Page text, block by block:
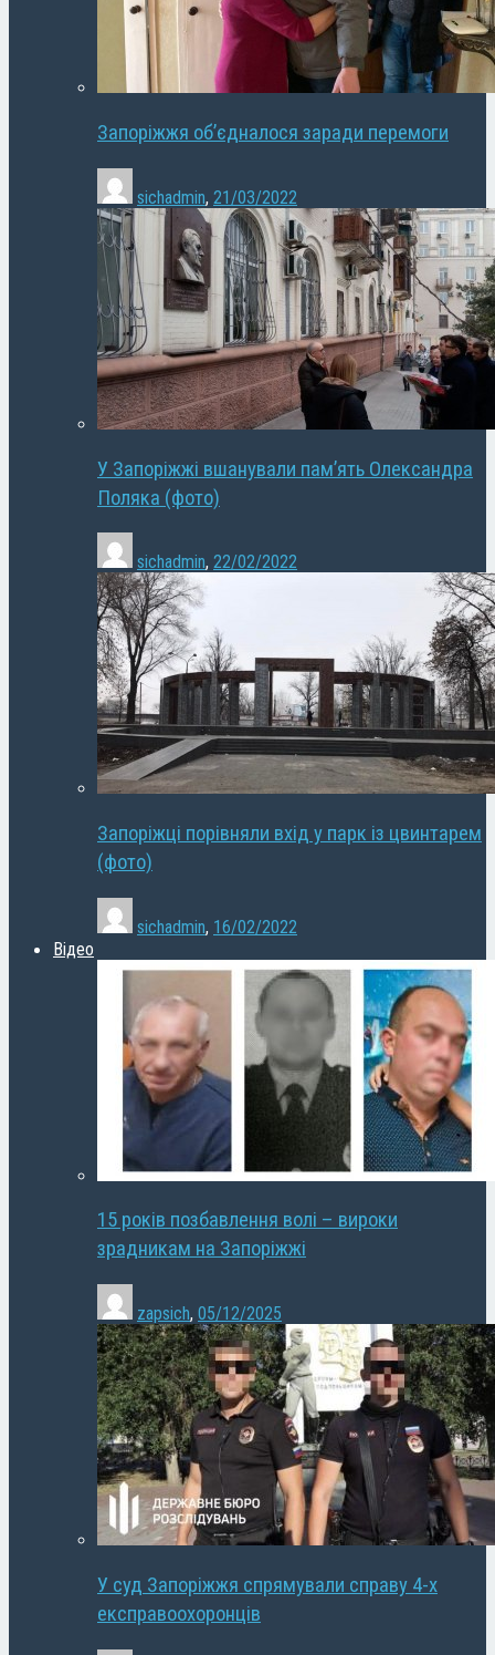
Запоріжжя об’єдналося заради перемоги
sichadmin, 21/03/2022
У Запоріжжі вшанували пам’ять Олександра
Поляка (фото)
sichadmin, 22/02/2022
Запоріжці порівняли вхід у парк із цвинтарем
(фото)
sichadmin, 16/02/2022
Відео
15 років позбавлення волі – вироки
зрадникам на Запоріжжі
zapsich, 05/12/2025
У суд Запоріжжя спрямували справу 4-х
експравоохоронців